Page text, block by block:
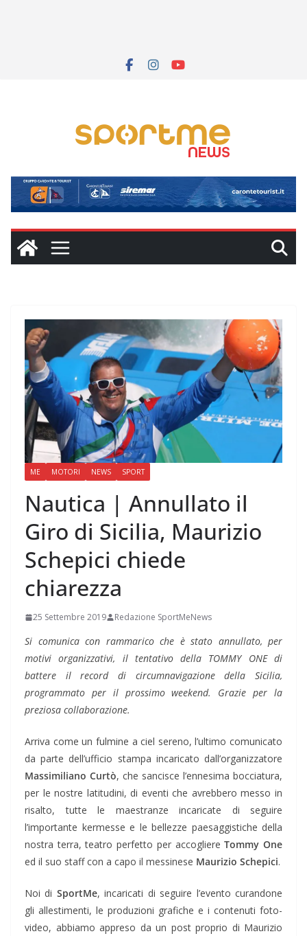
ME MOTORI NEWS SPORT
Nautica | Annullato il
Giro di Sicilia, Maurizio
Schepici chiede
chiarezza
25 Settembre 2019 Redazione SportMeNews
Si comunica con rammarico che è stato annullato, per
motivi organizzativi, il tentativo della TOMMY ONE di
battere il record di circumnavigazione della Sicilia,
programmato per il prossimo weekend. Grazie per la
preziosa collaborazione.
Arriva come un fulmine a ciel sereno, l’ultimo comunicato
da parte dell’ufficio stampa incaricato dall’organizzatore
Massimiliano Curtò, che sancisce l’ennesima bocciatura,
per le nostre latitudini, di eventi che avrebbero messo in
risalto, tutte le maestranze incaricate di seguire
l’importante kermesse e le bellezze paesaggistiche della
nostra terra, teatro perfetto per accogliereTommy One
ed il suo staff con a capo il messinese Maurizio Schepici.
Noi di SportMe, incaricati di seguire l’evento curandone
gli allestimenti, le produzioni grafiche e i contenuti foto-
video, abbiamo appreso da un post proprio di Maurizio